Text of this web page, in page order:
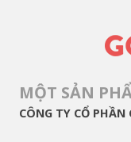
MỘT SẢN
CÔNG TY CỔ